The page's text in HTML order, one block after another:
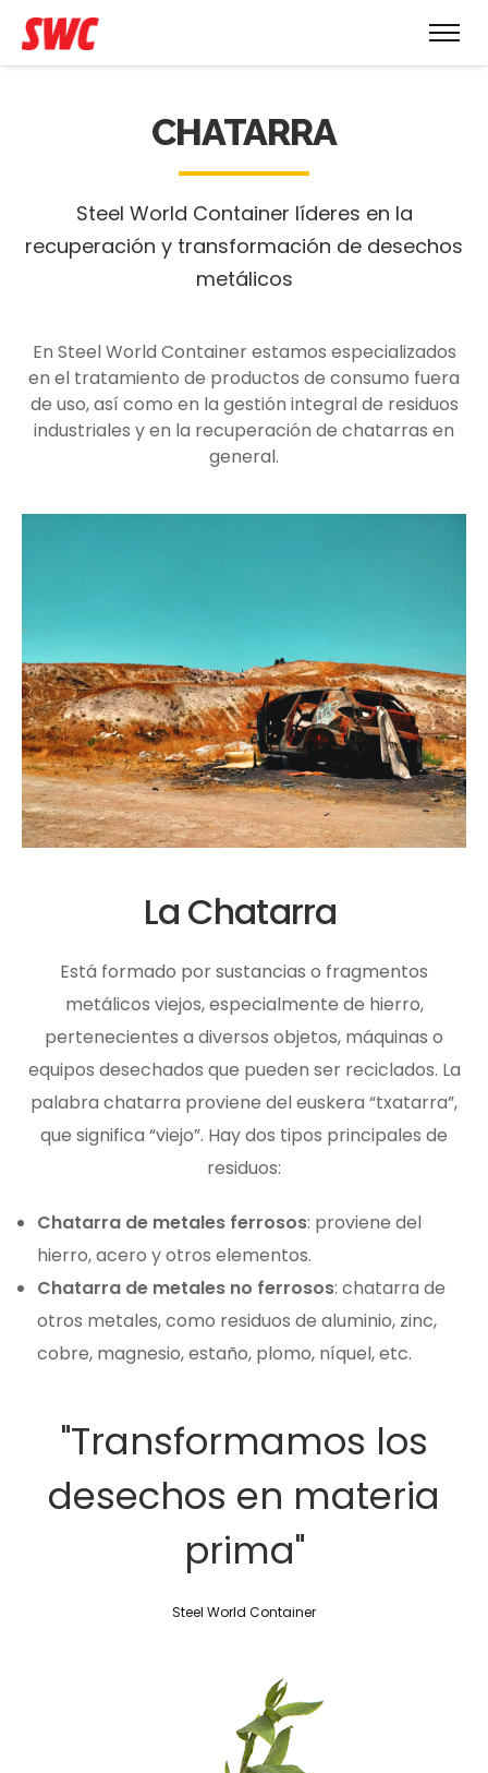
CHATARRA
Steel World Container líderes en la
recuperación y transformación de desechos
metálicos
En Steel World Container estamos especializados
en el tratamiento de productos de consumo fuera
de uso, así como en la gestión integral de residuos
industriales y en la recuperación de chatarras en
general.
La Chatarra
Está formado por sustancias o fragmentos
metálicos viejos, especialmente de hierro,
pertenecientes a diversos objetos, máquinas o
equipos desechados que pueden ser reciclados. La
palabra chatarra proviene del euskera “txatarra”,
que significa “viejo”. Hay dos tipos principales de
residuos:
Chatarra de metales ferrosos: proviene del
hierro, acero y otros elementos.
Chatarra de metales no ferrosos: chatarra de
otros metales, como residuos de aluminio, zinc,
cobre, magnesio, estaño, plomo, níquel, etc.
"Transformamos los
desechos en materia
prima"
Steel World Container